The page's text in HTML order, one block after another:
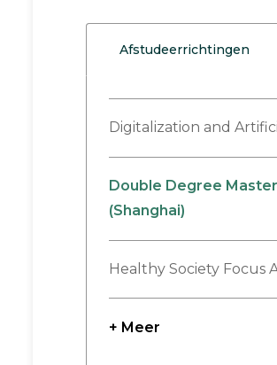
Afstudeerrichtingen
Digitalization and
Double Degree
(Shanghai)
Healthy Society Focus
+ Meer